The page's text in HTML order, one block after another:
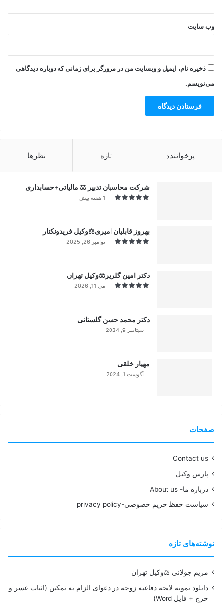
وب‌ سایت
ذخیره نام، ایمیل و وبسایت من در مرورگر برای زمانی که دوباره دیدگاهی
می‌نویسم.
پرخواننده تازه نظرها
شرکت محاسبان تدبیر ⚖️ مالیاتی+حسابداری
1 هفته پیش
بهروز قابلیان امیری⚖️وکیل فریدونکنار
نوامبر 26, 2025
دکتر امین گلریز⚖️وکیل تهران
می 11, 2026
دکتر محمد حسن گلستانی
سپتامبر 9, 2024
مهیار خلقی
آگوست 1, 2024
صفحات
Contact us
پارس وکیل
درباره ما- About us
سیاست حفظ حریم خصوصی-privacy policy
نوشته‌های تازه
مریم جولانی ⚖️وکیل تهران
دانلود نمونه لایحه دفاعیه زوجه در دعوای الزام به تمکین (اثبات عسر و
حرج + فایل Word)